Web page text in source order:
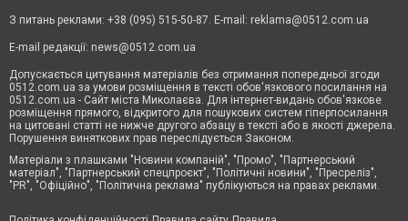
З питань реклами: +38 (095) 515-50-87. E-mail: reklama@0512.com.ua
E-mail редакції: news@0512.com.ua
Допускається цитування матеріалів без отримання попередньої згоди
0512.com.ua за умови розміщення в тексті обов'язкового посилання на
0512.com.ua - Сайт міста Миколаєва. Для інтернет-видань обов'язкове
розміщення прямого, відкритого для пошукових систем гіперпосилання
на цитовані статті не нижче другого абзацу в тексті або в якості джерела.
Порушення виняткових прав переслідується Законом.
Матеріали з плашками "Новини компаній", "Промо", "Партнерський
матеріал", "Партнерський спецпроєкт", "Політичні новини", "Пресреліз",
"PR", "Офіційно", "Політична реклама" публікуються на правах реклами.